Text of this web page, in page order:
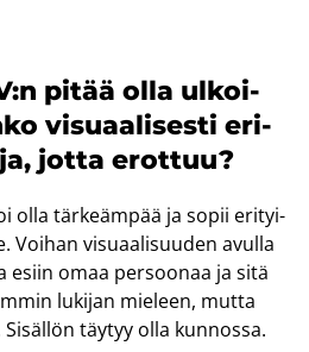
pitää olla ul­koi­
vi­su­aa­li­ses­ti eri­
jotta erot­tuu?
olla tär­keäm­pää ja sopii eri­tyi­
Voi­han vi­su­aa­li­suu­den avul­la
esiin omaa per­soo­naa ja sitä
lu­ki­jan mie­leen, mutta
täy­tyy olla kun­nos­sa.